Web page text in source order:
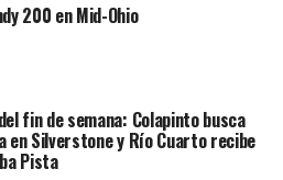
del sueco Rosenqvist
200 en Mid-Ohio
fin de semana: Colapinto busca
en Silverstone y Río Cuarto recibe
Pista